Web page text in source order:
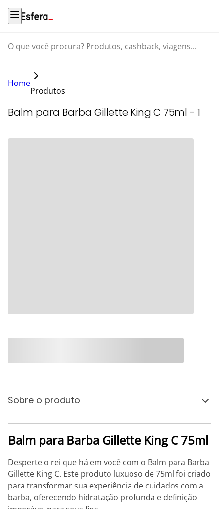
O que você procura? Produtos, cashback, viagens...
Home
Produtos
Balm para Barba Gillette King C 75ml - 1
Sobre o produto
Balm para Barba Gillette King C 75ml
Desperte o rei que há em você com o Balm para Barba
Gillette King C. Este produto luxuoso de 75ml foi criado
para transformar sua experiência de cuidados com a
barba, oferecendo hidratação profunda e definição